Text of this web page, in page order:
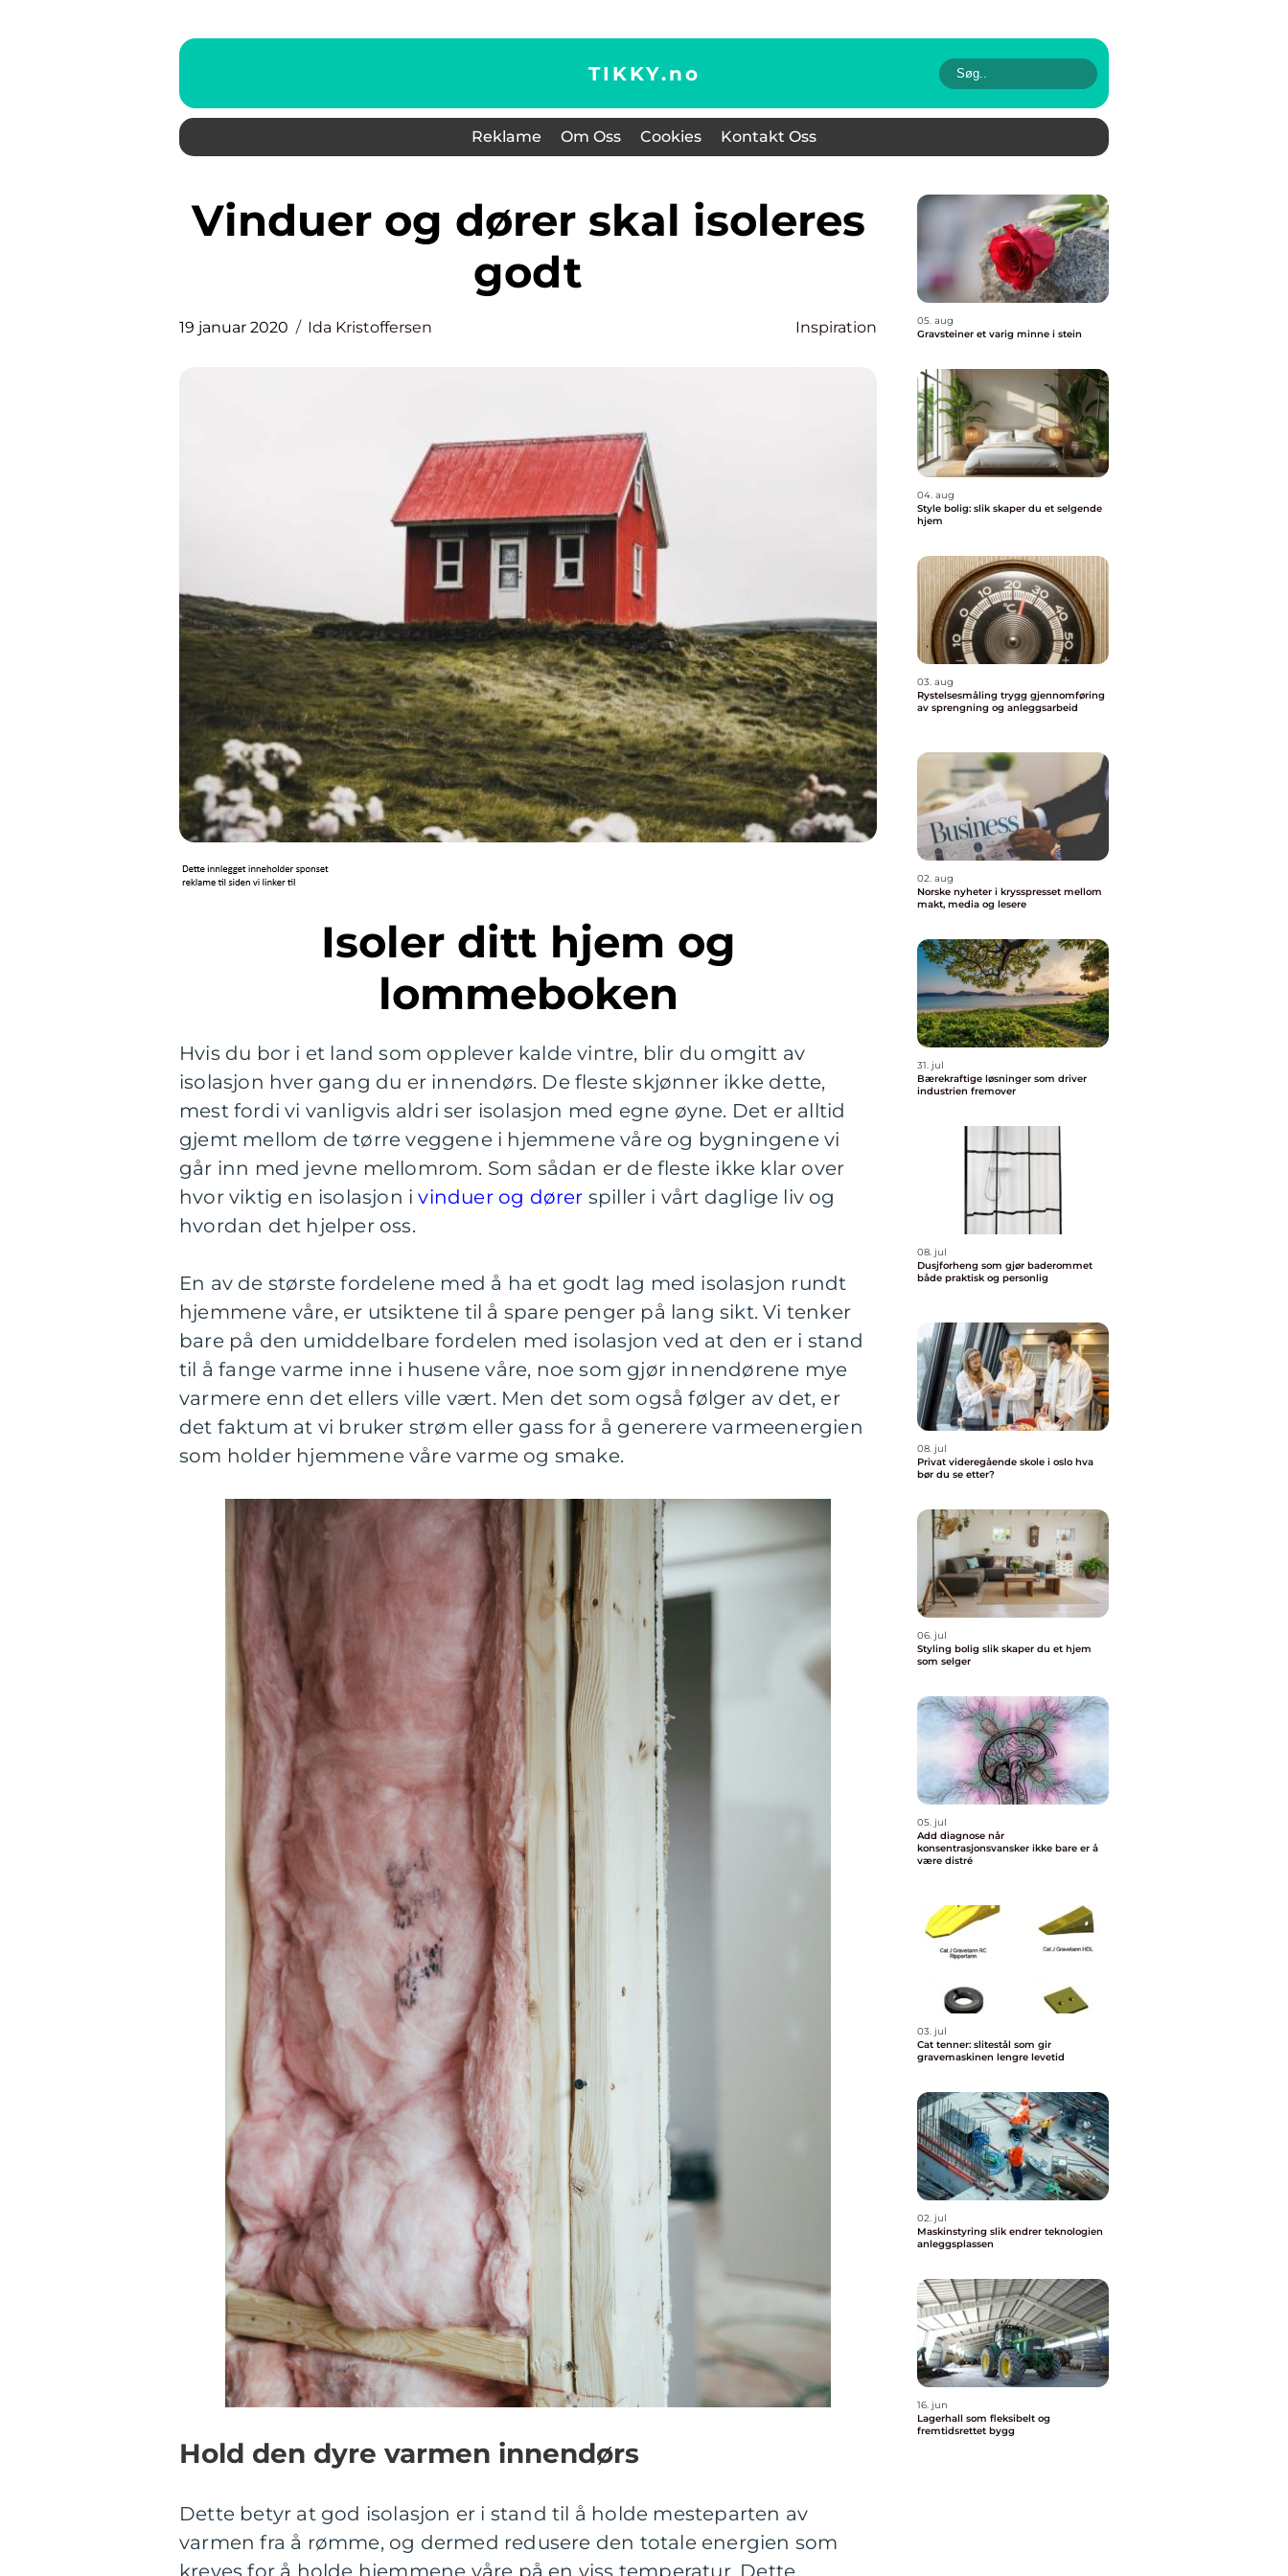
TIKKY.no
Reklame Om Oss Cookies Kontakt Oss
Vinduer og dører skal isoleres
godt
19 januar 2020 Ida Kristoffersen Inspiration
Isoler ditt hjem og
lommeboken
Hvis du bor i et land som opplever kalde vintre, blir du omgitt av
isolasjon hver gang du er innendørs. De fleste skjønner ikke dette,
mest fordi vi vanligvis aldri ser isolasjon med egne øyne. Det er alltid
gjemt mellom de tørre veggene i hjemmene våre og bygningene vi
går inn med jevne mellomrom. Som sådan er de fleste ikke klar over
hvor viktig en isolasjon ivinduer og dører spiller i vårt daglige liv og
hvordan det hjelper oss.
En av de største fordelene med å ha et godt lag med isolasjon rundt
hjemmene våre, er utsiktene til å spare penger på lang sikt. Vi tenker
bare på den umiddelbare fordelen med isolasjon ved at den er i stand
til å fange varme inne i husene våre, noe som gjør innendørene mye
varmere enn det ellers ville vært. Men det som også følger av det, er
det faktum at vi bruker strøm eller gass for å generere varmeenergien
som holder hjemmene våre varme og smake.
Hold den dyre varmen innendørs
Dette betyr at god isolasjon er i stand til å holde mesteparten av
varmen fra å rømme, og dermed redusere den totale energien som
kreves for å holde hjemmene våre på en viss temperatur. Dette
05. aug
Gravsteiner et varig minne i stein
04. aug
Style bolig: slik skaper du et selgende
hjem
03. aug
Rystelsesmåling trygg gjennomføring
av sprengning og anleggsarbeid
02. aug
Norske nyheter i krysspresset mellom
makt, media og lesere
31. jul
Bærekraftige løsninger som driver
industrien fremover
08. jul
Dusjforheng som gjør baderommet
både praktisk og personlig
08. jul
Privat videregående skole i oslo hva
bør du se etter?
06. jul
Styling bolig slik skaper du et hjem
som selger
05. jul
Add diagnose når
konsentrasjonsvansker ikke bare er å
være distré
03. jul
Cat tenner: slitestål som gir
gravemaskinen lengre levetid
02. jul
Maskinstyring slik endrer teknologien
anleggsplassen
16. jun
Lagerhall som fleksibelt og
fremtidsrettet bygg